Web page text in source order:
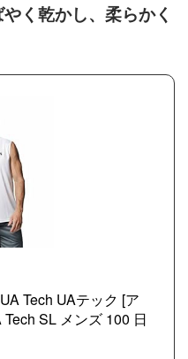
く乾かし、柔らかく
Tech UAテック [ア
SL メンズ 100 日